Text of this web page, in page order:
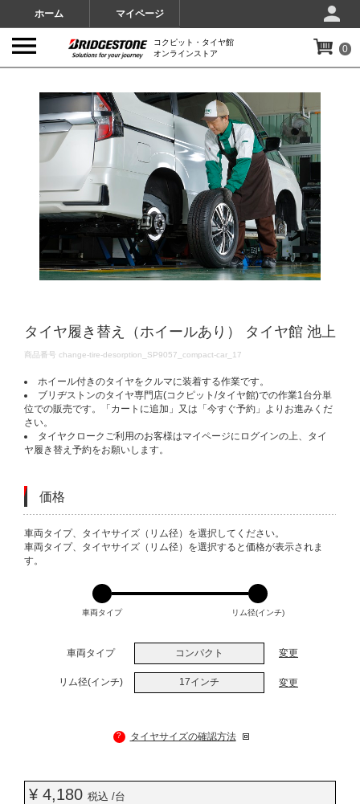
ホーム マイページ
コクピット・タイヤ館
オンラインストア
0
タイヤ履き替え（ホイールあり） タイヤ館 池上
DETAILS
商品番号 change-tire-desorption_SP9057_compact-car_17
ホイール付きのタイヤをクルマに装着する作業です。
ブリヂストンのタイヤ専門店(コクピット/タイヤ館)での作業1台分単
位での販売です。「カートに追加」又は「今すぐ予約」よりお進みくだ
さい。
タイヤクロークご利用のお客様はマイページにログインの上、タイ
ヤ履き替え予約をお願いします。
価格
VARIATIONS
車両タイプ、タイヤサイズ（リム径）を選択してください。
車両タイプ、タイヤサイズ（リム径）を選択すると価格が表示されま
す。
車両タイプ リム径(インチ)
車両タイプ コンパクト 変更
リム径(インチ) 17インチ 変更
? タイヤサイズの確認方法
¥ 4,180 税込 /台